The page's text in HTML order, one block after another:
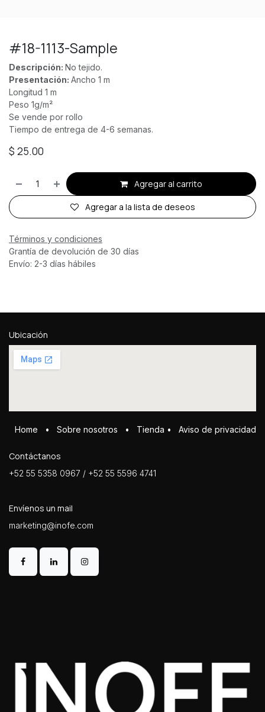
#18-1113-Sample
Descripción: No tejido.
Presentación: Ancho 1 m
Longitud 1 m
Peso 1g/m²
Se vende por rollo
Tiempo de entrega de 4-6 semanas.
$ 25.00
Agregar al carrito
Agregar a la lista de deseos
Términos y condiciones
Grantía de devolución de 30 días
Envío: 2-3 días hábiles
Ubicación
Home • Sobre ​n​osotros • Tienda • Aviso de privacidad
Contáctanos
+52 55 5358 0967 / +52 55 5596 4741
Envíenos un mail
marketing@inofe.com